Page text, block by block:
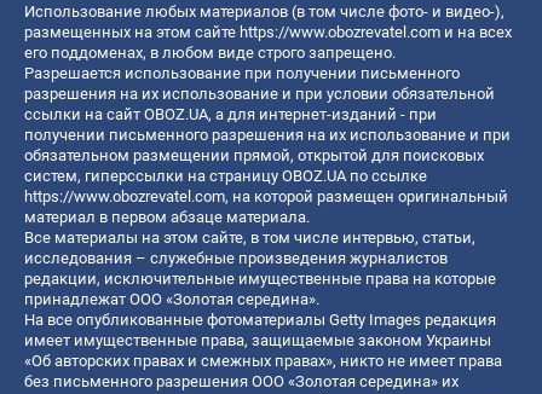
Использование любых материалов (в том числе фото- и видео-),
размещенных на этом сайте https://www.obozrevatel.com и на всех
его поддоменах, в любом виде строго запрещено.
Разрешается использование при получении письменного
разрешения на их использование и при условии обязательной
ссылки на сайт OBOZ.UA, а для интернет-изданий - при
получении письменного разрешения на их использование и при
обязательном размещении прямой, открытой для поисковых
систем, гиперссылки на страницу OBOZ.UA по ссылке
https://www.obozrevatel.com, на которой размещен оригинальный
материал в первом абзаце материала.
Все материалы на этом сайте, в том числе интервью, статьи,
исследования – служебные произведения журналистов
редакции, исключительные имущественные права на которые
принадлежат ООО «Золотая середина».
На все опубликованные фотоматериалы Getty Images редакция
имеет имущественные права, защищаемые законом Украины
«Об авторских правах и смежных правах», никто не имеет права
без письменного разрешения ООО «Золотая середина» их